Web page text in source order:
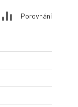
Porovnání